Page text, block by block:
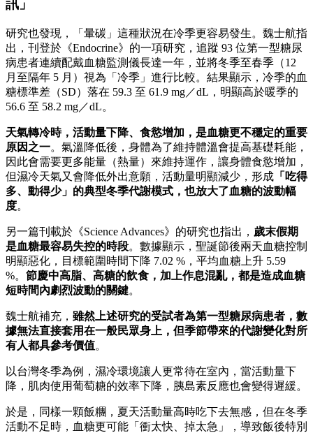
訊」
研究也發現，「暈碳」這種狀況在冷季更容易發生。魏士航指
出，刊登於《Endocrine》的一項研究，追蹤 93 位第一型糖尿
病患者連續配戴血糖監測儀長達一年，並將冬季至春季（12
月至隔年 5 月）視為「冷季」進行比較。結果顯示，冷季的血
糖標準差（SD）落在 59.3 至 61.9 mg／dL，明顯高於暖季的
56.6 至 58.2 mg／dL。
天氣轉冷時，活動量下降、食慾增加，是血糖更不穩定的重要
原因之一。氣溫降低後，身體為了維持體溫會提高基礎耗能，
因此會需要更多能量（熱量）來維持運作，讓身體食慾增加，
但濕冷天氣又會降低外出意願，活動量明顯減少，形成 「吃得
多、動得少」的典型冬季代謝模式，也放大了血糖的波動幅
度。
另一篇刊載於《Science Advances》的研究也指出， 歲末假期
是血糖最容易失控的時段。數據顯示，聖誕節後兩天血糖控制
明顯惡化，目標範圍時間下降 7.02 %，平均血糖上升 5.59
%。 節慶中高脂、高糖的飲食，加上作息混亂，都是造成血糖
短時間內劇烈波動的關鍵。
魏士航補充， 雖然上述研究的受試者為第一型糖尿病患者，數
據無法直接套用在一般民眾身上，但季節帶來的代謝變化對所
有人都具參考價值。
以台灣冬季為例，濕冷環境讓人更常待在室內，當活動量下
降，肌肉使用葡萄糖的效率下降，胰島素反應也會變得遲緩。
於是，同樣一顆飯糰，夏天活動量高時吃下去無感，但在冬季
活動不足時，血糖更可能「衝太快、掉太急」，導致飯後特別